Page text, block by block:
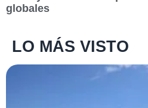
globales
LO MÁS VISTO